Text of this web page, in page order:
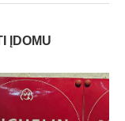
ĮDOMU